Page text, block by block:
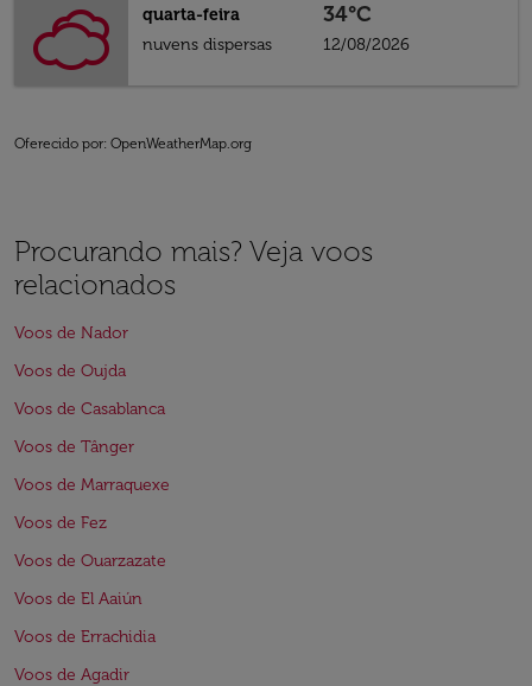
quarta-feira
nuvens dispersas
34°C
12/08/2026
Oferecido por: OpenWeatherMap.org
Procurando mais? Veja voos
relacionados
Voos de Nador
Voos de Oujda
Voos de Casablanca
Voos de Tânger
Voos de Marraquexe
Voos de Fez
Voos de Ouarzazate
Voos de El Aaiún
Voos de Errachidia
Voos de Agadir